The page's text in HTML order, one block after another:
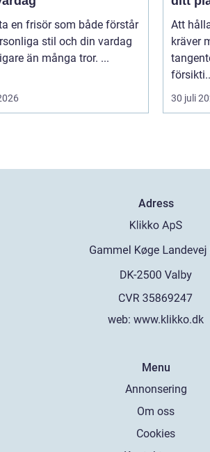
en frisör som både förstår
stil och din vardag
än många tror. ...
Att
kräver
30 juli
Adress
web: www.klikko.dk
Menu
Annonsering
Om oss
Cookies